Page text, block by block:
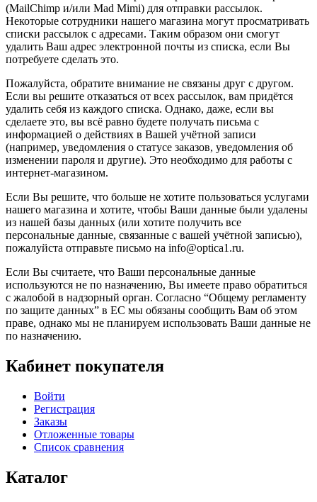
(MailChimp и/или Mad Mimi) для отправки рассылок.
Некоторые сотрудники нашего магазина могут просматривать
списки рассылок с адресами. Таким образом они смогут
удалить Ваш адрес электронной почты из списка, если Вы
потребуете сделать это.
Пожалуйста, обратите внимание не связаны друг с другом.
Если вы решите отказаться от всех рассылок, вам придётся
удалить себя из каждого списка. Однако, даже, если вы
сделаете это, вы всё равно будете получать письма с
информацией о действиях в Вашей учётной записи
(например, уведомления о статусе заказов, уведомления об
изменении пароля и другие). Это необходимо для работы с
интернет-магазином.
Если Вы решите, что больше не хотите пользоваться услугами
нашего магазина и хотите, чтобы Ваши данные были удалены
из нашей базы данных (или хотите получить все
персональные данные, связанные с вашей учётной записью),
пожалуйста отправьте письмо на info@optica1.ru.
Если Вы считаете, что Ваши персональные данные
используются не по назначению, Вы имеете право обратиться
с жалобой в надзорный орган. Согласно “Общему регламенту
по защите данных” в ЕС мы обязаны сообщить Вам об этом
праве, однако мы не планируем использовать Ваши данные не
по назначению.
Кабинет покупателя
Войти
Регистрация
Заказы
Отложенные товары
Список сравнения
Каталог